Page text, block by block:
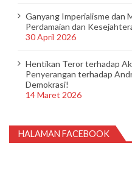
Ganyang Imperialisme dan
Perdamaian dan
30 April 2026
Hentikan Teror terhadap
Penyerangan terhadap
Demokrasi!
14 Maret 2026
HALAMAN FACEBOOK